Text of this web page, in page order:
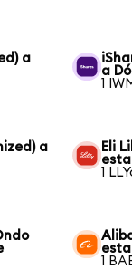
a
a
1
a
Eli
1
1